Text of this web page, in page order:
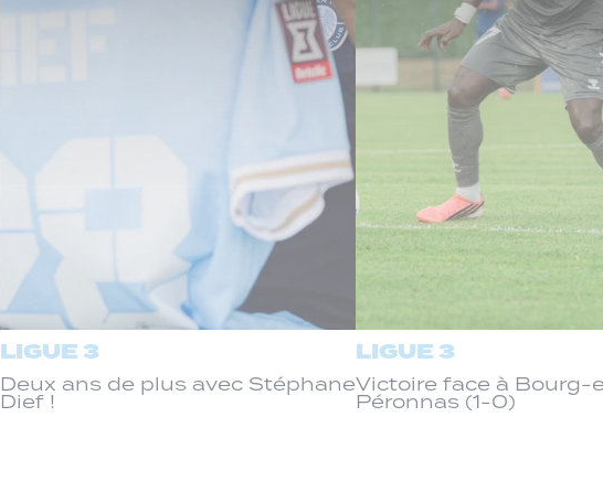
LIGUE 3
Deux ans de plus avec Stéphane
Dief !
LIGUE 3
Victoire face à Bourg-
Péronnas (1-0)